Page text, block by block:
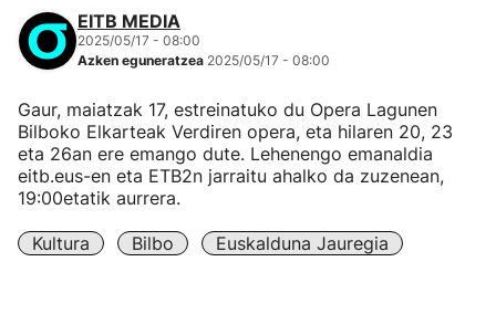
EITB MEDIA
2025/05/17 - 08:00
Azken eguneratzea 2025/05/17 - 08:00
Gaur, maiatzak 17, estreinatuko du Opera Lagunen
Bilboko Elkarteak Verdiren opera, eta hilaren 20, 23
eta 26an ere emango dute. Lehenengo emanaldia
eitb.eus-en eta ETB2n jarraitu ahalko da zuzenean,
19:00etatik aurrera.
Kultura Bilbo Euskalduna Jauregia